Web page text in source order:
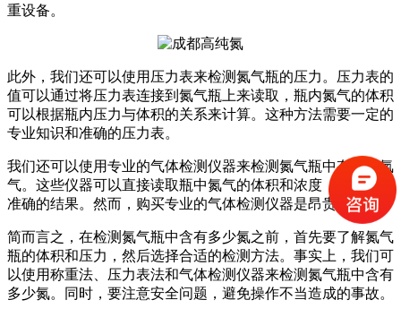
重设备。
此外，我们还可以使用压力表来检测氮气瓶的压力。压力表的
值可以通过将压力表连接到氮气瓶上来读取，瓶内氮气的体积
可以根据瓶内压力与体积的关系来计算。这种方法需要一定的
专业知识和准确的压力表。
我们还可以使用专业的气体检测仪器来检测氮气瓶中有多少氮
气。这些仪器可以直接读取瓶中氮气的体积和浓度，并提供更
准确的结果。然而，购买专业的气体检测仪器是昂贵的。
简而言之，在检测氮气瓶中含有多少氮之前，首先要了解氮气
瓶的体积和压力，然后选择合适的检测方法。事实上，我们可
以使用称重法、压力表法和气体检测仪器来检测氮气瓶中含有
多少氮。同时，要注意安全问题，避免操作不当造成的事故。